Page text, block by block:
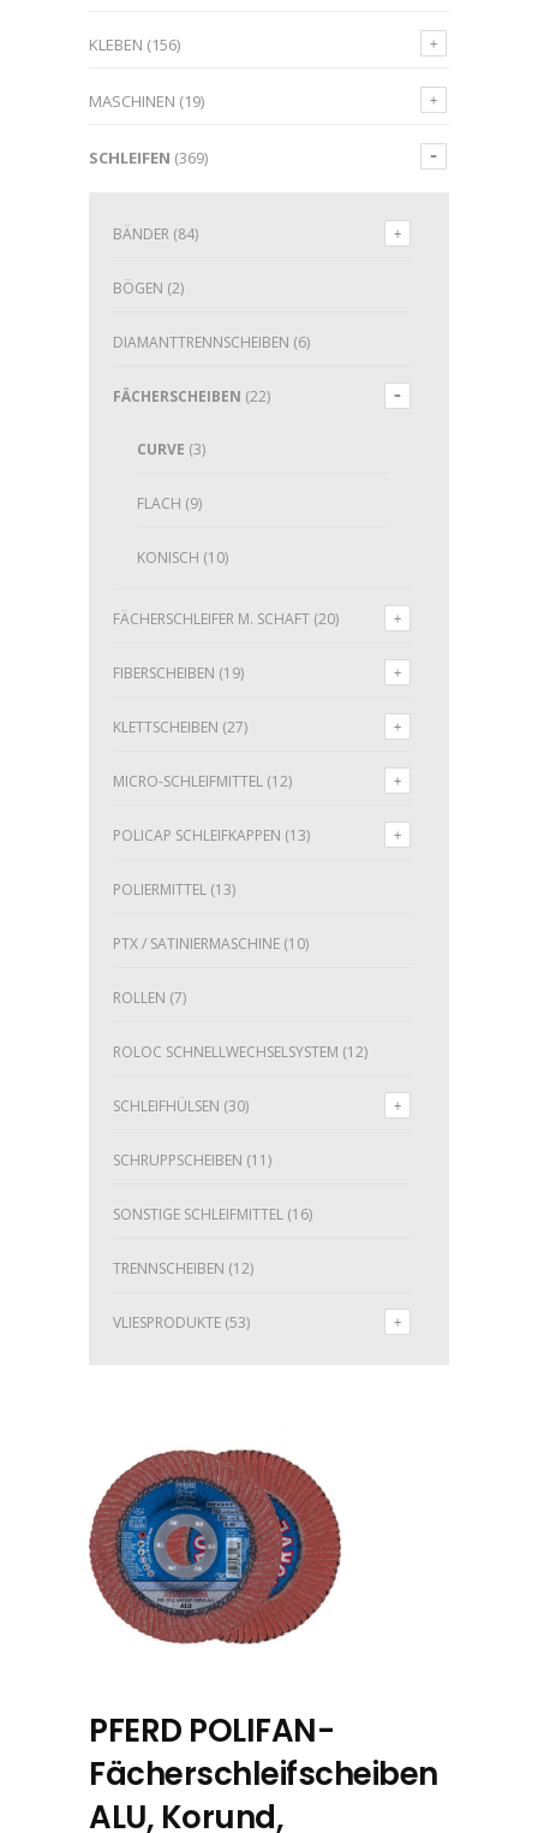
KLEBEN (156)
MASCHINEN (19)
SCHLEIFEN (369)
BÄNDER (84)
BÖGEN (2)
DIAMANTTRENNSCHEIBEN (6)
FÄCHERSCHEIBEN (22)
CURVE (3)
FLACH (9)
KONISCH (10)
FÄCHERSCHLEIFER M. SCHAFT (20)
FIBERSCHEIBEN (19)
KLETTSCHEIBEN (27)
MICRO-SCHLEIFMITTEL (12)
POLICAP SCHLEIFKAPPEN (13)
POLIERMITTEL (13)
PTX / SATINIERMASCHINE (10)
ROLLEN (7)
ROLOC SCHNELLWECHSELSYSTEM (12)
SCHLEIFHÜLSEN (30)
SCHRUPPSCHEIBEN (11)
SONSTIGE SCHLEIFMITTEL (16)
TRENNSCHEIBEN (12)
VLIESPRODUKTE (53)
PFERD POLIFAN-
Fächerschleifscheiben
ALU, Korund,